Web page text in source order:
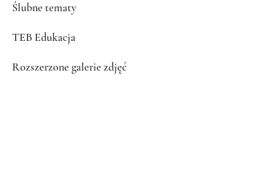
Ślubne tematy
TEB Edukacja
Rozszerzone galerie zdjęć